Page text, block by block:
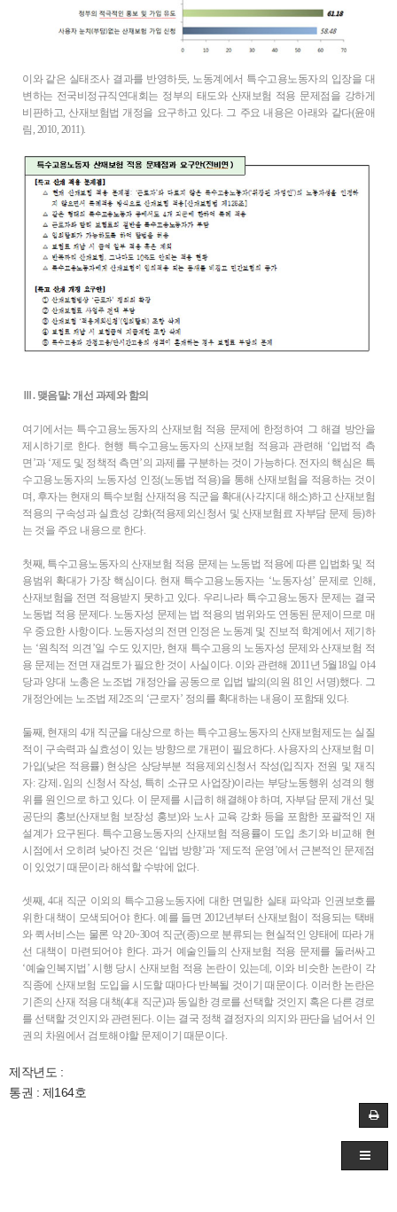
이와 같은 실태조사 결과를 반영하듯, 노동계에서 특수고용노동자의 입장을 대
변하는 전국비정규직연대회는 정부의 태도와 산재보험 적용 문제점을 강하게
비판하고, 산재보험법 개정을 요구하고 있다. 그 주요 내용은 아래와 같다(윤애
림, 2010, 2011).
Ⅲ. 맺음말: 개선 과제와 함의
여기에서는 특수고용노동자의 산재보험 적용 문제에 한정하여 그 해결 방안을
제시하기로 한다. 현행 특수고용노동자의 산재보험 적용과 관련해 ‘입법적 측
면’과 ‘제도 및 정책적 측면’의 과제를 구분하는 것이 가능하다. 전자의 핵심은 특
수고용노동자의 노동자성 인정(노동법 적용)을 통해 산재보험을 적용하는 것이
며, 후자는 현재의 특수보험 산재적용 직군을 확대(사각지대 해소)하고 산재보험
적용의 구속성과 실효성 강화(적용제외신청서 및 산재보험료 자부담 문제 등)하
는 것을 주요 내용으로 한다.
첫째, 특수고용노동자의 산재보험 적용 문제는 노동법 적용에 따른 입법화 및 적
용범위 확대가 가장 핵심이다. 현재 특수고용노동자는 ‘노동자성’ 문제로 인해,
산재보험을 전면 적용받지 못하고 있다. 우리나라 특수고용노동자 문제는 결국
노동법 적용 문제다. 노동자성 문제는 법 적용의 범위와도 연동된 문제이므로 매
우 중요한 사항이다. 노동자성의 전면 인정은 노동계 및 진보적 학계에서 제기하
는 ‘원칙적 의견’일 수도 있지만, 현재 특수고용의 노동자성 문제와 산재보험 적
용 문제는 전면 재검토가 필요한 것이 사실이다. 이와 관련해 2011년 5월18일 야4
당과 양대 노총은 노조법 개정안을 공동으로 입법 발의(의원 81인 서명)했다. 그
개정안에는 노조법 제2조의 ‘근로자’ 정의를 확대하는 내용이 포함돼 있다.
둘째, 현재의 4개 직군을 대상으로 하는 특수고용노동자의 산재보험제도는 실질
적이 구속력과 실효성이 있는 방향으로 개편이 필요하다. 사용자의 산재보험 미
가입(낮은 적용률) 현상은 상당부분 적용제외신청서 작성(입직자 전원 및 재직
자: 강제․임의 신청서 작성, 특히 소규모 사업장)이라는 부당노동행위 성격의 행
위를 원인으로 하고 있다. 이 문제를 시급히 해결해야 하며, 자부담 문제 개선 및
공단의 홍보(산재보험 보장성 홍보)와 노사 교육 강화 등을 포함한 포괄적인 재
설계가 요구된다. 특수고용노동자의 산재보험 적용률이 도입 초기와 비교해 현
시점에서 오히려 낮아진 것은 ‘입법 방향’과 ‘제도적 운영’에서 근본적인 문제점
이 있었기 때문이라 해석할 수밖에 없다.
셋째, 4대 직군 이외의 특수고용노동자에 대한 면밀한 실태 파악과 인권보호를
위한 대책이 모색되어야 한다. 예를 들면 2012년부터 산재보험이 적용되는 택배
와 퀵서비스는 물론 약 20~30여 직군(종)으로 분류되는 현실적인 양태에 따라 개
선 대책이 마련되어야 한다. 과거 예술인들의 산재보험 적용 문제를 둘러싸고
‘예술인복지법’ 시행 당시 산재보험 적용 논란이 있는데, 이와 비슷한 논란이 각
직종에 산재보험 도입을 시도할 때마다 반복될 것이기 때문이다. 이러한 논란은
기존의 산재 적용 대책(4대 직군)과 동일한 경로를 선택할 것인지 혹은 다른 경로
를 선택할 것인지와 관련된다. 이는 결국 정책 결정자의 의지와 판단을 넘어서 인
권의 차원에서 검토해야할 문제이기 때문이다.
제작년도 :
통권 : 제164호